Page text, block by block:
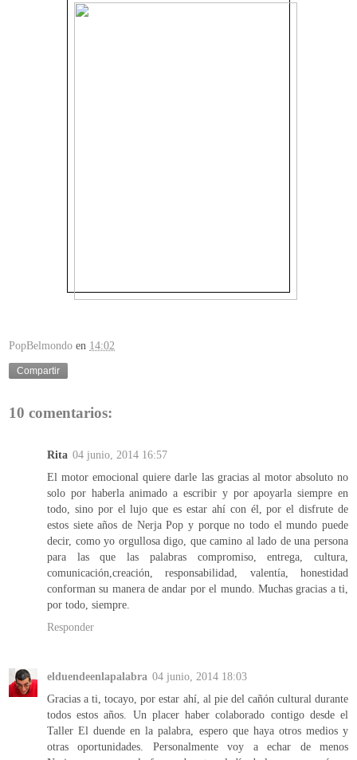
PopBelmondo en 14:02
Compartir
10 comentarios:
Rita 04 junio, 2014 16:57
El motor emocional quiere darle las gracias al motor absoluto no
solo por haberla animado a escribir y por apoyarla siempre en
todo, sino por el lujo que es estar ahí con él, por el disfrute de
estos siete años de Nerja Pop y porque no todo el mundo puede
decir, como yo orgullosa digo, que camino al lado de una persona
para las que las palabras compromiso, entrega, cultura,
comunicación,creación, responsabilidad, valentía, honestidad
conforman su manera de andar por el mundo. Muchas gracias a ti,
por todo, siempre.
Responder
elduendeenlapalabra 04 junio, 2014 18:03
Gracias a ti, tocayo, por estar ahí, al pie del cañón cultural durante
todos estos años. Un placer haber colaborado contigo desde el
Taller El duende en la palabra, espero que haya otros medios y
otras oportunidades. Personalmente voy a echar de menos